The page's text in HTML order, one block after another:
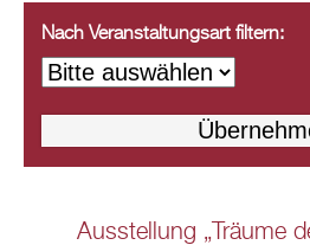
Nach Veranstaltungsart filtern:
Ausstellung „Träume